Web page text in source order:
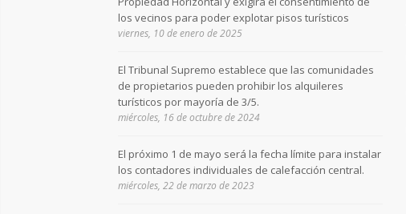
los vecinos para poder explotar pisos turísticos
viernes, 10 de enero de 2025
El Tribunal Supremo establece que las comunidades
de propietarios pueden prohibir los alquileres
turísticos por mayoría de 3/5.
miércoles, 16 de octubre de 2024
El próximo 1 de mayo será la fecha límite para instalar
los contadores individuales de calefacción central.
miércoles, 22 de marzo de 2023